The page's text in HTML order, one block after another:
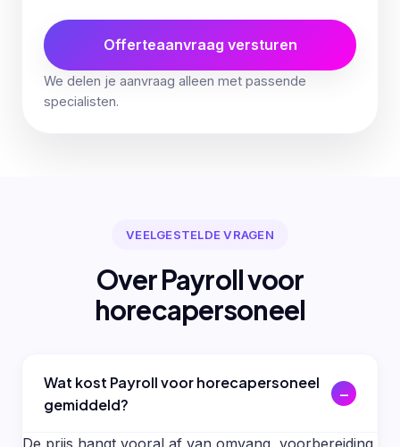
Offerteaanvraag versturen
We delen je aanvraag alleen met passende
specialisten.
VEELGESTELDE VRAGEN
Over Payroll voor
horecapersoneel
Wat kost Payroll voor horecapersoneel
gemiddeld?
De prijs hangt vooral af van omvang, voorbereiding